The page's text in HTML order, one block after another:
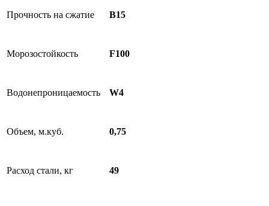
Прочность на сжатие B15
Морозостойкость F100
Водонепроницаемость W4
Объем, м.куб. 0,75
Расход стали, кг 49